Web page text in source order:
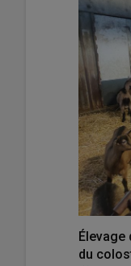
Élevage
du